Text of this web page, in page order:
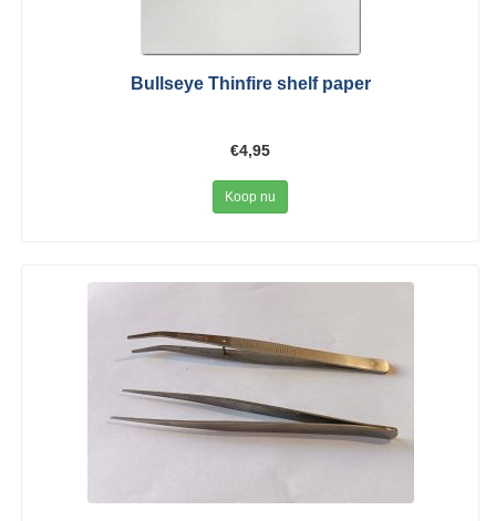
Bullseye Thinfire shelf paper
€4,95
Koop nu